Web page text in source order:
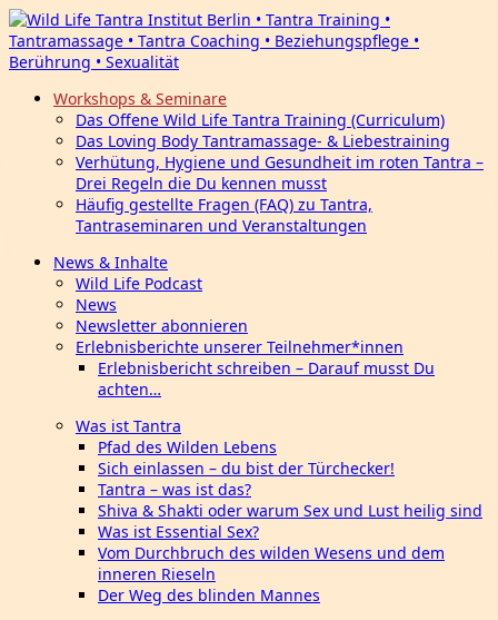
Workshops & Seminare
Das Offene Wild Life Tantra Training (Curriculum)
Das Loving Body Tantramassage- & Liebestraining
Verhütung, Hygiene und Gesundheit im roten Tantra –
Drei Regeln die Du kennen musst
Häufig gestellte Fragen (FAQ) zu Tantra,
Tantraseminaren und Veranstaltungen
News & Inhalte
Wild Life Podcast
News
Newsletter abonnieren
Erlebnisberichte unserer Teilnehmer*innen
Erlebnisbericht schreiben – Darauf musst Du
achten…
Was ist Tantra
Pfad des Wilden Lebens
Sich einlassen – du bist der Türchecker!
Tantra – was ist das?
Shiva & Shakti oder warum Sex und Lust heilig sind
Was ist Essential Sex?
Vom Durchbruch des wilden Wesens und dem
inneren Rieseln
Der Weg des blinden Mannes